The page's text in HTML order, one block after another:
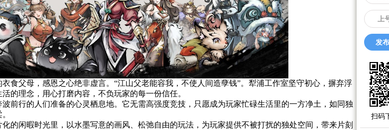
食父母，感恩之心绝非虚言。“江山父老能容我，不使人间造孽钱”。犁浦工作室坚守初心，摒弃浮
的理念，用心打磨内容，不负玩家的每一份信任。
前行的人们准备的心灵栖息地。它无需高强度竞技，只愿成为玩家忙碌生活里的一方净土，如同独
的闲暇时光里，以水墨写意的画风、松弛自由的玩法，为玩家提供不被打扰的独处空间，带来片刻
上
发
扫码